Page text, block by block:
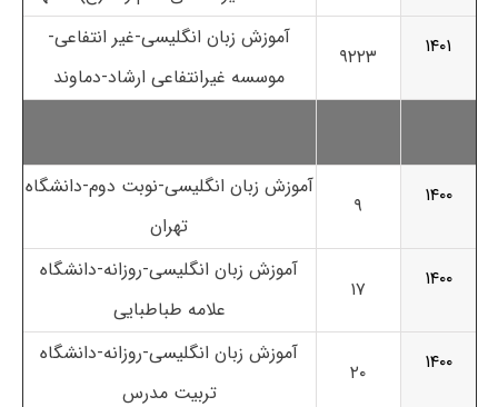
۱۴۰۱
۹۲۲۳
آموزش زبان انگلیسی-غیر انتفاعی-
موسسه غیرانتفاعی ارشاد-دماوند
۱۴۰۰ ۹
آموزش زبان انگلیسی-نوبت دوم-دانشگاه
تهران
۱۴۰۰
۱۷
آموزش زبان انگلیسی-روزانه-دانشگاه
علامه طباطبایی
۱۴۰۰
۲۰
آموزش زبان انگلیسی-روزانه-دانشگاه
تربیت مدرس